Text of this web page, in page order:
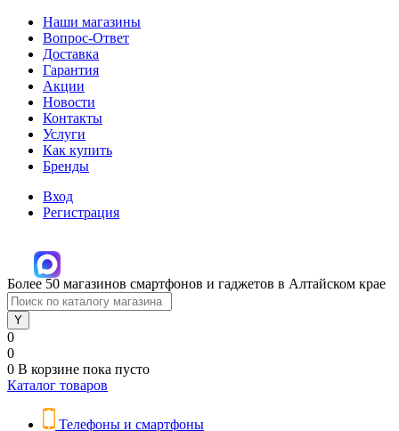
Наши магазины
Вопрос-Ответ
Доставка
Гарантия
Акции
Новости
Контакты
Услуги
Как купить
Бренды
Вход
Регистрация
Более 50 магазинов смартфонов и гаджетов в Алтайском крае
0
0
0 В корзине пока пусто
Каталог товаров
Телефоны и смартфоны